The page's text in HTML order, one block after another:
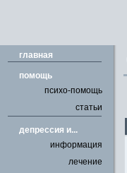
главная
помощь
психо-помощь
статьи
депрессия и...
информация
лечение